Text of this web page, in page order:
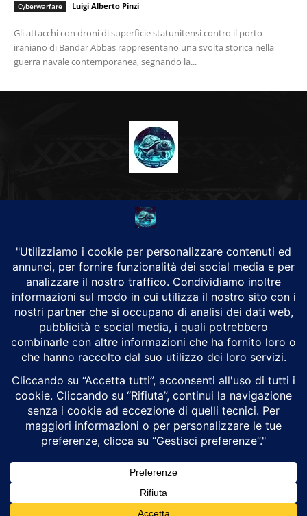
Cyberwarfare Luigi Alberto Pinzi
Gli attacchi con droni di superficie statunitensi contro il porto
iraniano di Bandar Abbas rappresentano una svolta storica nella
guerra navale contemporanea, segnando la...
CHI SIAMO
Alground Geopolitica e Cyberwarfare.
Da una idea di Brunilde Trizio
Alground fa parte del Gruppo Trizio
SEGUICI
Alground - Testata di Art Consulting - P.iva 02701880995 - Genova -
Cyberwarfare